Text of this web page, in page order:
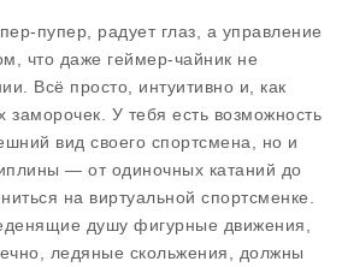
пупер, радует глаз, а управление
что даже геймер-чайник не
Всё просто, интуитивно и, как
заморочек. У тебя есть возможность
вид своего спортсмена, но и
— от одиночных катаний до
на виртуальной спортсменке.
душу фигурные движения,
ледяные скольжения, должны